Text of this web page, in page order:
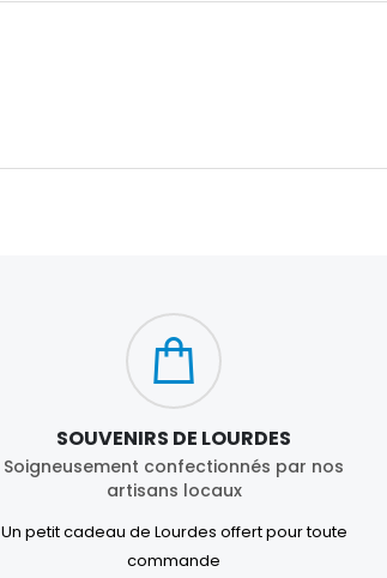
SOUVENIRS DE LOURDES
Soigneusement confectionnés par nos
artisans locaux
Un petit cadeau de Lourdes offert pour toute
commande